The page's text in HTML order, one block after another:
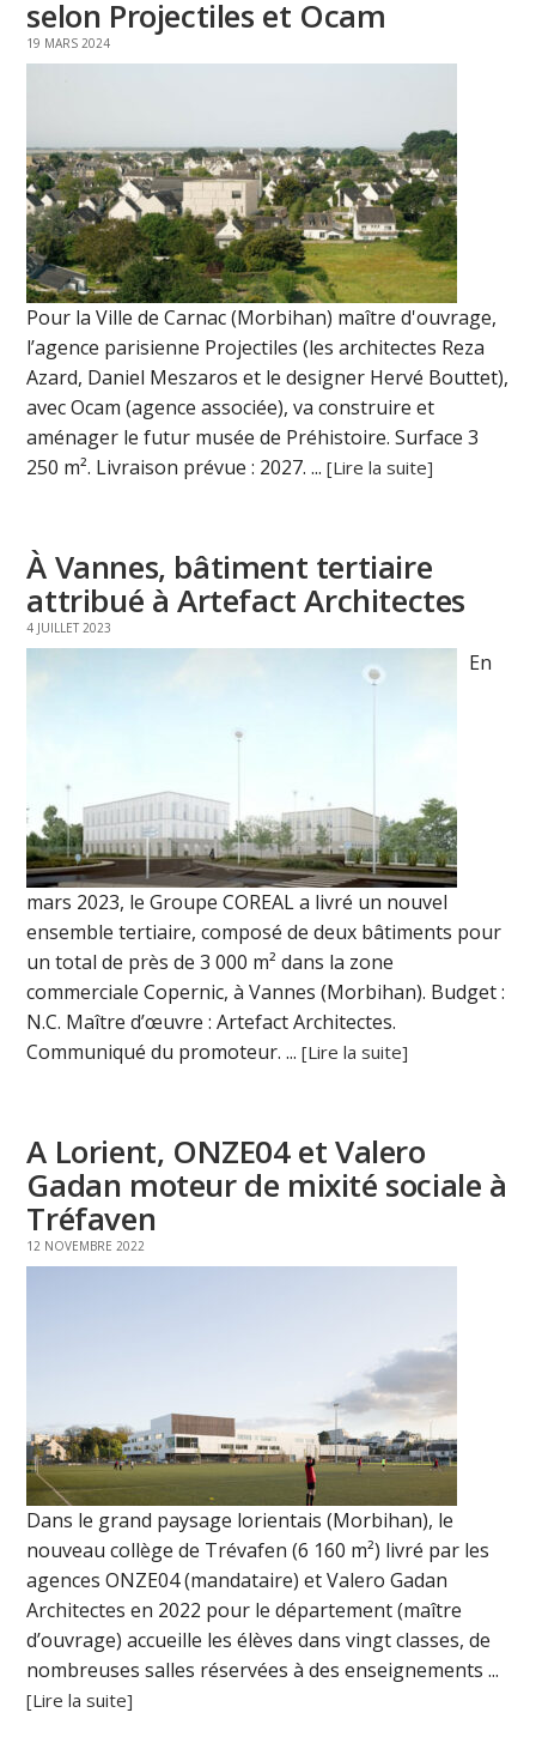
selon Projectiles et Ocam
19 MARS 2024
Pour la Ville de Carnac (Morbihan) maître d'ouvrage,
l’agence parisienne Projectiles (les architectes Reza
Azard, Daniel Meszaros et le designer Hervé Bouttet),
avec Ocam (agence associée), va construire et
aménager le futur musée de Préhistoire. Surface 3
250 m². Livraison prévue : 2027. ...[Lire la suite]
À Vannes, bâtiment tertiaire
attribué à Artefact Architectes
4 JUILLET 2023
En
mars 2023, le Groupe COREAL a livré un nouvel
ensemble tertiaire, composé de deux bâtiments pour
un total de près de 3 000 m² dans la zone
commerciale Copernic, à Vannes (Morbihan). Budget :
N.C. Maître d’œuvre : Artefact Architectes.
Communiqué du promoteur. ...[Lire la suite]
A Lorient, ONZE04 et Valero
Gadan moteur de mixité sociale à
Tréfaven
12 NOVEMBRE 2022
Dans le grand paysage lorientais (Morbihan), le
nouveau collège de Trévafen (6 160 m²) livré par les
agences ONZE04 (mandataire) et Valero Gadan
Architectes en 2022 pour le département (maître
d’ouvrage) accueille les élèves dans vingt classes, de
nombreuses salles réservées à des enseignements ...
[Lire la suite]